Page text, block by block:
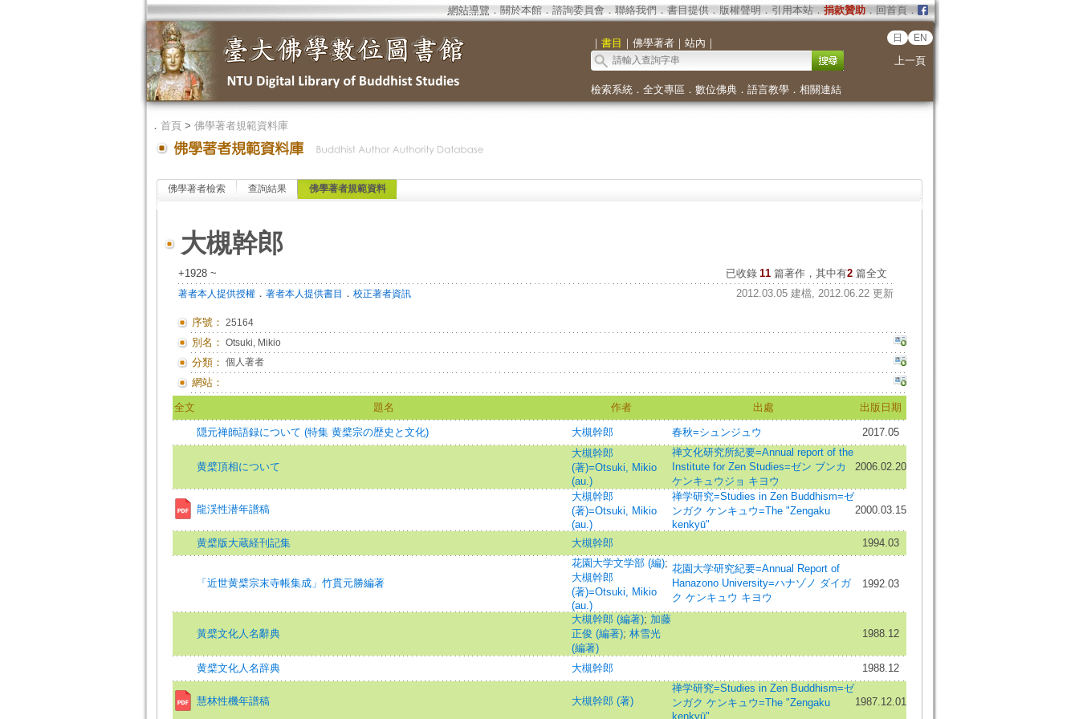
網站導覽 ． 關於本館． 諮詢委員會． 聯絡我們 ． 書目提供． 版權聲明 ． 引用本站． 捐款贊助．回首頁．
｜ 書目 ｜ 佛學著者｜ 站內 ｜ 日 EN
上一頁
檢索系統． 全文專區 ． 數位佛典． 語言教學． 相關連結
． 首頁> 佛學著者規範資料庫
佛學著者檢索 查詢結果 佛學著者規範資料
大槻幹郎
+1928 ~ 已收錄 11 篇著作，其中有2篇全文
著者本人提供授權． 著者本人提供書目 ． 校正著者資訊 2012.03.05 建檔, 2012.06.22 更新
序號： 25164
別名： Otsuki, Mikio
分類： 個人著者
網站：
全文 題名 作者 出處 出版日期
隠元禅師語録について (特集 黄檗宗の歴史と文化) 大槻幹郎 春秋=シュンジュウ 2017.05
黄檗頂相について
大槻幹郎
(著)=Otsuki, Mikio
(au.)
禅文化研究所紀要=Annual report of the
Institute for Zen Studies=ゼン ブンカ
ケンキュウジョ キヨウ
2006.02.20
龍渓性潜年譜稿
大槻幹郎
(著)=Otsuki, Mikio
(au.)
禅学研究=Studies in Zen Buddhism=ゼ
ンガク ケンキュウ=The "Zengaku
kenkyū"
2000.03.15
黄檗版大蔵経刊記集 大槻幹郎 1994.03
「近世黄檗宗末寺帳集成」竹貫元勝編著
花園大学文学部 (編);
大槻幹郎
(著)=Otsuki, Mikio
(au.)
花園大学研究紀要=Annual Report of
Hanazono University=ハナゾノ ダイガ
ク ケンキュウ キヨウ
1992.03
黃檗文化人名辭典
大槻幹郎 (編著); 加藤
正俊 (編著); 林雪光
(編著)
1988.12
黄檗文化人名辞典 大槻幹郎 1988.12
慧林性機年譜稿 大槻幹郎 (著)
禅学研究=Studies in Zen Buddhism=ゼ
ンガク ケンキュウ=The "Zengaku
kenkyū"
1987.12.01